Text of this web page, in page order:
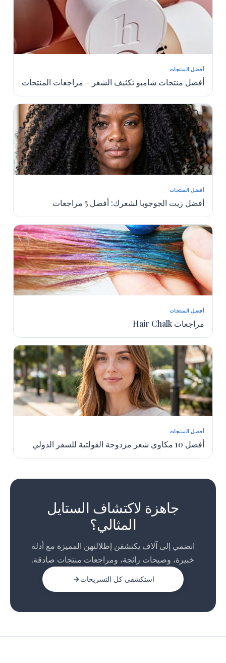
أفضل المنتجات
أفضل منتجات شامبو تكثيف الشعر – مراجعات المنتجات
أفضل المنتجات
أفضل زيت الجوجوبا لشعرك: أفضل 5 مراجعات
أفضل المنتجات
مراجعات Hair Chalk
أفضل المنتجات
أفضل 10 مكاوي شعر مزدوجة الفولتية للسفر الدولي
جاهزة لاكتشاف الستايل
المثالي؟
انضمي إلى آلاف يكتشفن إطلالتهن المميزة مع أدلة
خبيرة، وصيحات رائجة، ومراجعات منتجات صادقة.
استكشفي كل التسريحات